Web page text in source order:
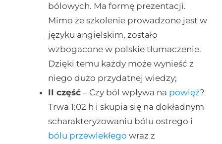
bólowych. Ma formę prezentacji.
Mimo że szkolenie prowadzone jest w
języku angielskim, zostało
wzbogacone w polskie tłumaczenie.
Dzięki temu każdy może wynieść z
niego dużo przydatnej wiedzy;
II część– Czy ból wpływa na powięź?
Trwa 1:02 h i skupia się na dokładnym
scharakteryzowaniu bólu ostrego i
bólu przewlekłego wraz z